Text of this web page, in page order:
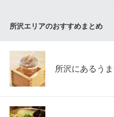
所沢エリアのおすすめまとめ
所沢にあるう